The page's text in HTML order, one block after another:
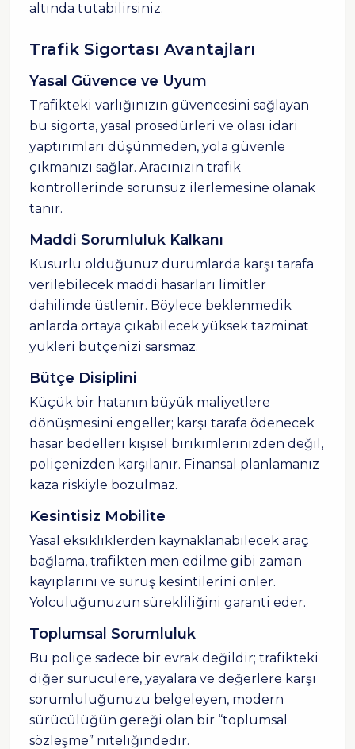
altında tutabilirsiniz.
Trafik Sigortası Avantajları
Yasal Güvence ve Uyum
Trafikteki varlığınızın güvencesini sağlayan
bu sigorta, yasal prosedürleri ve olası idari
yaptırımları düşünmeden, yola güvenle
çıkmanızı sağlar. Aracınızın trafik
kontrollerinde sorunsuz ilerlemesine olanak
tanır.
Maddi Sorumluluk Kalkanı
Kusurlu olduğunuz durumlarda karşı tarafa
verilebilecek maddi hasarları limitler
dahilinde üstlenir. Böylece beklenmedik
anlarda ortaya çıkabilecek yüksek tazminat
yükleri bütçenizi sarsmaz.
Bütçe Disiplini
Küçük bir hatanın büyük maliyetlere
dönüşmesini engeller; karşı tarafa ödenecek
hasar bedelleri kişisel birikimlerinizden değil,
poliçenizden karşılanır. Finansal planlamanız
kaza riskiyle bozulmaz.
Kesintisiz Mobilite
Yasal eksikliklerden kaynaklanabilecek araç
bağlama, trafikten men edilme gibi zaman
kayıplarını ve sürüş kesintilerini önler.
Yolculuğunuzun sürekliliğini garanti eder.
Toplumsal Sorumluluk
Bu poliçe sadece bir evrak değildir; trafikteki
diğer sürücülere, yayalara ve değerlere karşı
sorumluluğunuzu belgeleyen, modern
sürücülüğün gereği olan bir “toplumsal
sözleşme” niteliğindedir.